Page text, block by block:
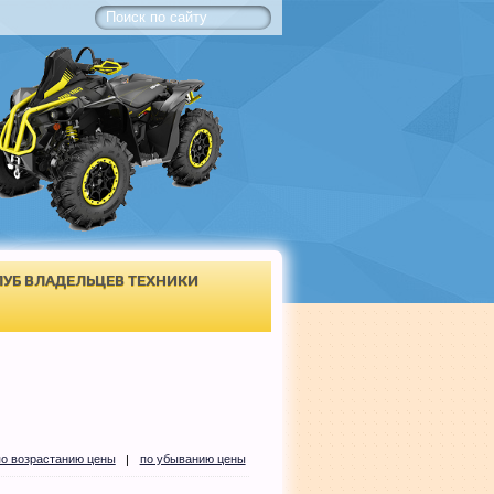
ВЛАДЕЛЬЦЕВ ТЕХНИКИ
возрастанию цены | по убыванию цены